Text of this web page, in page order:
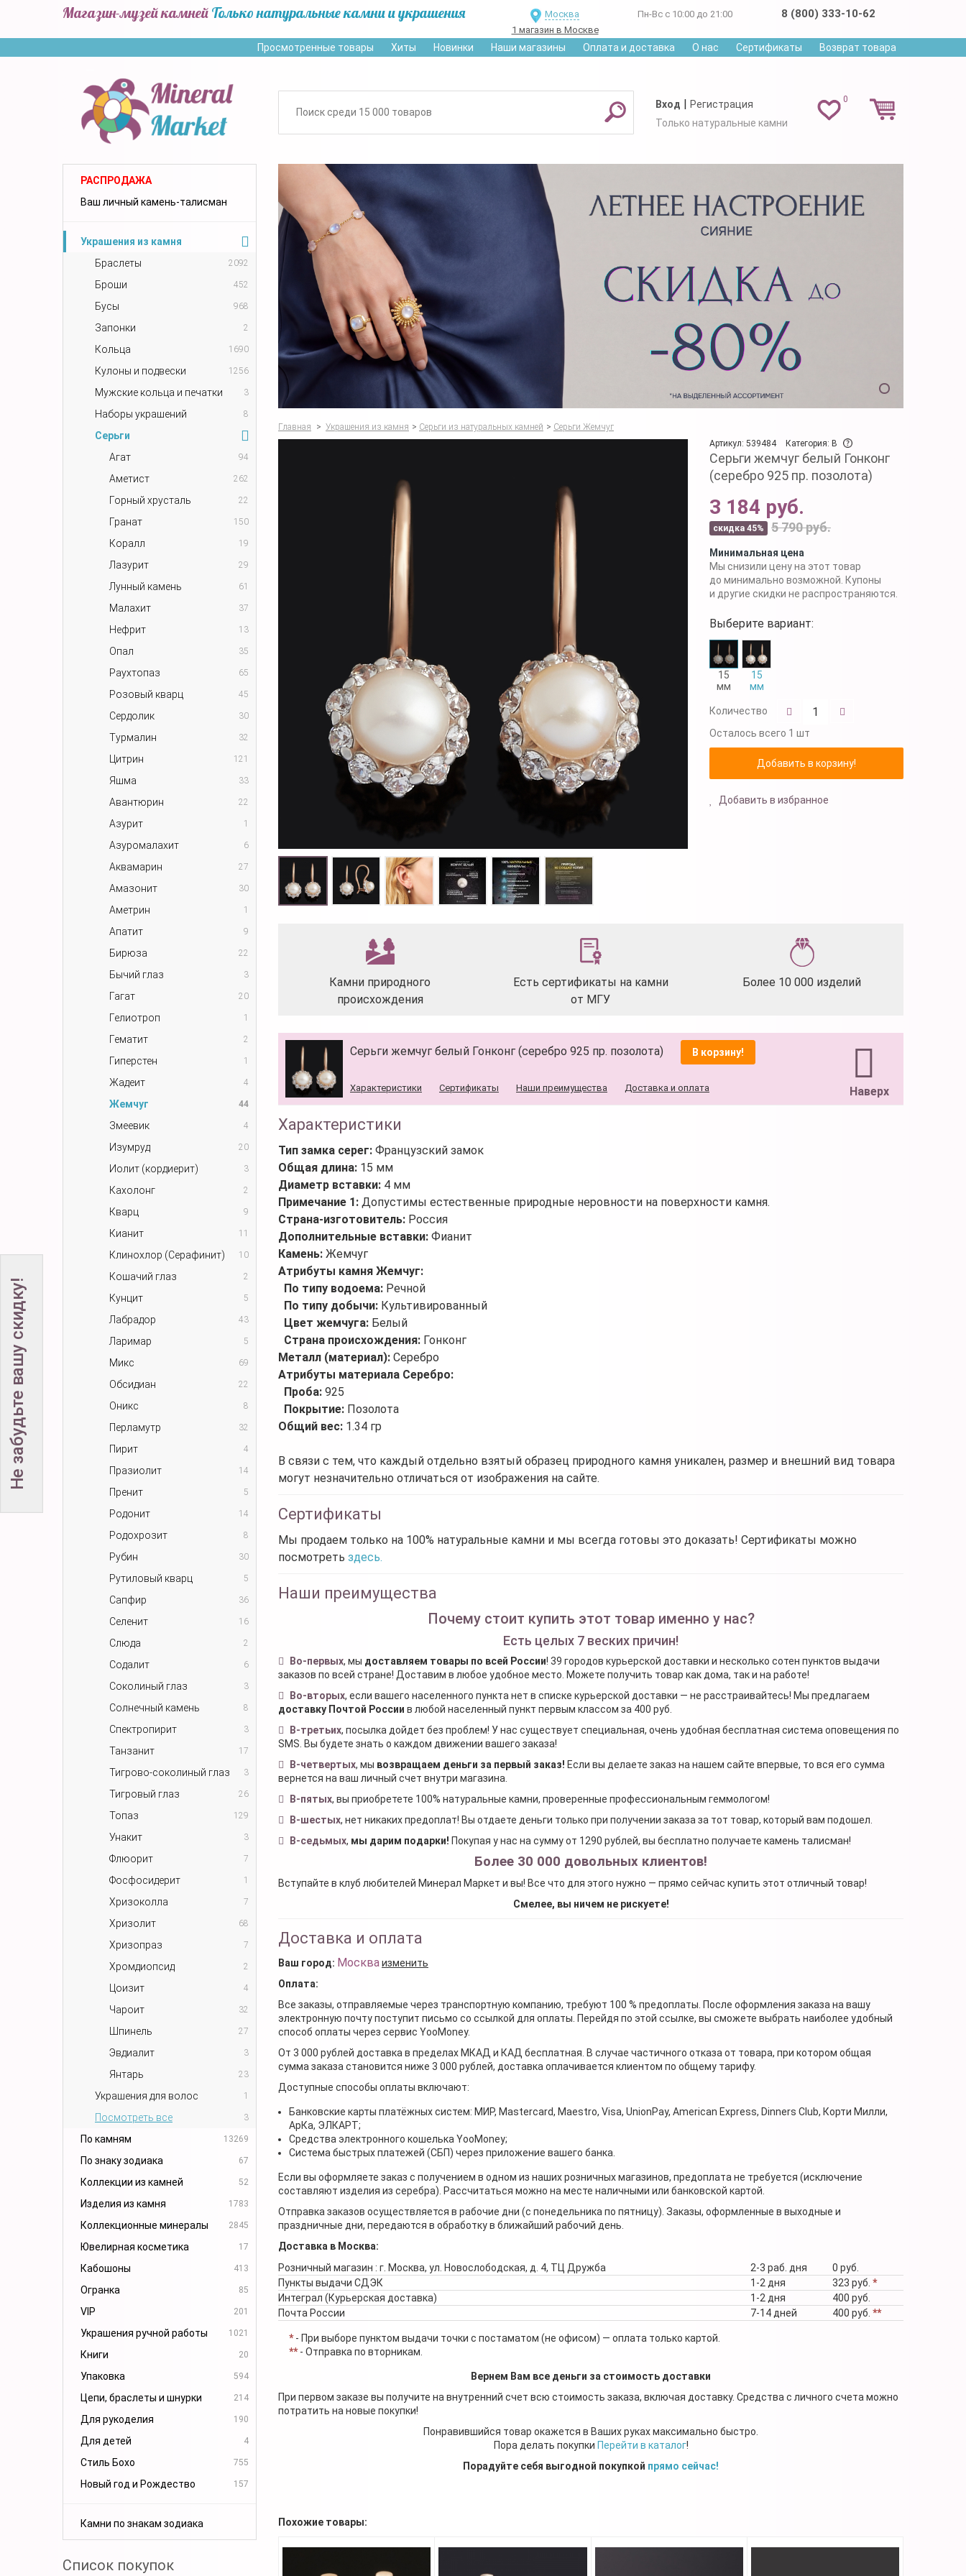
Магазин-музей камней Только натуральные камни и украшения
Москва
1 магазин в Москве
Пн-Вс с 10:00 до 21:00 8 (800) 333-10-62
Просмотренные товары Хиты Новинки Наши магазины Оплата и доставка О нас Сертификаты Возврат товара
0
Вход | Регистрация
Только натуральные камни
РАСПРОДАЖА
Ваш личный камень-талисман
Украшения из камня
Браслеты
2092
Броши 452
Бусы 968
Запонки 2
Кольца 1690
Кулоны и подвески 1256
Мужские кольца и печатки 3
Наборы украшений 8
Серьги
Агат
94
Аметист 262
Горный хрусталь 22
Гранат 150
Коралл 19
Лазурит 29
Лунный камень 61
Малахит 37
Нефрит 13
Опал 35
Раухтопаз 65
Розовый кварц 45
Сердолик 30
Турмалин 32
Цитрин 121
Яшма 33
Авантюрин 22
Азурит 1
Азуромалахит 6
Аквамарин 27
Амазонит 30
Аметрин 1
Апатит 9
Бирюза 22
Бычий глаз 3
Гагат 20
Гелиотроп 1
Гематит 2
Гиперстен 1
Жадеит 4
Жемчуг 44
Змеевик 4
Изумруд 20
Иолит (кордиерит) 3
Кахолонг 2
Кварц 9
Кианит 11
Клинохлор (Серафинит) 10
Кошачий глаз 2
Кунцит 5
Лабрадор 43
Ларимар 5
Микс 69
Обсидиан 22
Оникс 8
Перламутр 32
Пирит 4
Празиолит 14
Пренит 5
Родонит 14
Родохрозит 8
Рубин 30
Рутиловый кварц 5
Сапфир 36
Селенит 16
Слюда 2
Содалит 6
Соколиный глаз 3
Солнечный камень 8
Спектропирит 3
Танзанит 17
Тигрово-соколиный глаз 3
Тигровый глаз 26
Топаз 129
Унакит 3
Флюорит 7
Фосфосидерит 1
Хризоколла 7
Хризолит 68
Хризопраз 7
Хромдиопсид 2
Цоизит 4
Чароит 32
Шпинель 27
Эвдиалит 3
Янтарь 23
Украшения для волос 1
Посмотреть все 3
По камням 13269
По знаку зодиака 67
Коллекции из камней 52
Изделия из камня 1783
Коллекционные минералы 2845
Ювелирная косметика 17
Кабошоны 413
Огранка 85
VIP 201
Украшения ручной работы 1021
Книги 20
Упаковка 594
Цепи, браслеты и шнурки 214
Для рукоделия 190
Для детей 4
Стиль Бохо 755
Новый год и Рождество 157
Камни по знакам зодиака
Список покупок
Главная > Украшения из камня > Серьги из натуральных камней > Серьги Жемчуг
Артикул: 539484
Категория: B
Серьги жемчуг белый Гонконг
(серебро 925 пр. позолота)
3 184 руб.
скидка 45% 5 790 руб.
Минимальная цена
Мы снизили цену на этот товар
до минимально возможной. Купоны
и другие скидки не распространяются.
Выберите вариант:
15
мм
15
мм
Количество
Осталось всего 1 шт
Добавить в избранное
Камни природного
происхождения
Есть сертификаты на камни
от МГУ
Более 10 000 изделий
Серьги жемчуг белый Гонконг (серебро 925 пр. позолота) В корзину!
Наверх
Характеристики Сертификаты Наши преимущества Доставка и оплата
Характеристики
Тип замка серег: Французский замок
Общая длина: 15 мм
Диаметр вставки: 4 мм
Примечание 1: Допустимы естественные природные неровности на поверхности камня.
Страна-изготовитель: Россия
Дополнительные вставки: Фианит
Камень: Жемчуг
Атрибуты камня Жемчуг:
По типу водоема: Речной
По типу добычи: Культивированный
Цвет жемчуга: Белый
Страна происхождения: Гонконг
Металл (материал): Серебро
Атрибуты материала Серебро:
Проба: 925
Покрытие: Позолота
Общий вес: 1.34 гр
В связи с тем, что каждый отдельно взятый образец природного камня уникален, размер и внешний вид товара
могут незначительно отличаться от изображения на сайте.
Сертификаты
Мы продаем только на 100% натуральные камни и мы всегда готовы это доказать! Сертификаты можно
посмотреть здесь.
Наши преимущества
Почему стоит купить этот товар именно у нас?
Есть целых 7 веских причин!
Во-первых, мы доставляем товары по всей России! 39 городов курьерской доставки и несколько сотен пунктов выдачи
заказов по всей стране! Доставим в любое удобное место. Можете получить товар как дома, так и на работе!
Во-вторых, если вашего населенного пункта нет в списке курьерской доставки — не расстраивайтесь! Мы предлагаем
доставку Почтой России в любой населенный пункт первым классом за 400 руб.
В-третьих, посылка дойдет без проблем! У нас существует специальная, очень удобная бесплатная система оповещения по
SMS. Вы будете знать о каждом движении вашего заказа!
В-четвертых, мы возвращаем деньги за первый заказ! Если вы делаете заказ на нашем сайте впервые, то вся его сумма
вернется на ваш личный счет внутри магазина.
В-пятых, вы приобретете 100% натуральные камни, проверенные профессиональным геммологом!
В-шестых, нет никаких предоплат! Вы отдаете деньги только при получении заказа за тот товар, который вам подошел.
В-седьмых, мы дарим подарки! Покупая у нас на сумму от 1290 рублей, вы бесплатно получаете камень талисман!
Более 30 000 довольных клиентов!
Вступайте в клуб любителей Минерал Маркет и вы! Все что для этого нужно — прямо сейчас купить этот отличный товар!
Смелее, вы ничем не рискуете!
Доставка и оплата
Ваш город: Москваизменить
Оплата:
Все заказы, отправляемые через транспортную компанию, требуют 100 % предоплаты. После оформления заказа на вашу
электронную почту поступит письмо со ссылкой для оплаты. Перейдя по этой ссылке, вы сможете выбрать наиболее удобный
способ оплаты через сервис YooMoney.
От 3 000 рублей доставка в пределах МКАД и КАД бесплатная. В случае частичного отказа от товара, при котором общая
сумма заказа становится ниже 3 000 рублей, доставка оплачивается клиентом по общему тарифу.
Доступные способы оплаты включают:
Банковские карты платёжных систем: МИР, Mastercard, Maestro, Visa, UnionPay, American Express, Dinners Club, Корти Милли,
АрКа, ЭЛКАРТ;
Средства электронного кошелька YooMoney;
Система быстрых платежей (СБП) через приложение вашего банка.
Если вы оформляете заказ с получением в одном из наших розничных магазинов, предоплата не требуется (исключение
составляют изделия из серебра). Рассчитаться можно на месте наличными или банковской картой.
Отправка заказов осуществляется в рабочие дни (с понедельника по пятницу). Заказы, оформленные в выходные и
праздничные дни, передаются в обработку в ближайший рабочий день.
Доставка в Москва:
Розничный магазин : г. Москва, ул. Новослободская, д. 4, ТЦ Дружба
2-3 раб. дня
0 руб.
Пункты выдачи СДЭК
1-2 дня 323 руб. *
Интеграл (Курьерская доставка)
1-2 дня
400 руб.
Почта России
7-14 дней 400 руб. **
*- При выборе пунктом выдачи точки с постаматом (не офисом) — оплата только картой.
**- Отправка по вторникам.
Вернем Вам все деньги за стоимость доставки
При первом заказе вы получите на внутренний счет всю стоимость заказа, включая доставку. Средства с личного счета можно
потратить на новые покупки!
Понравившийся товар окажется в Ваших руках максимально быстро.
Пора делать покупки Перейти в каталог!
Порадуйте себя выгодной покупкой прямо сейчас!
Похожие товары:
Не забудьте вашу скидку!